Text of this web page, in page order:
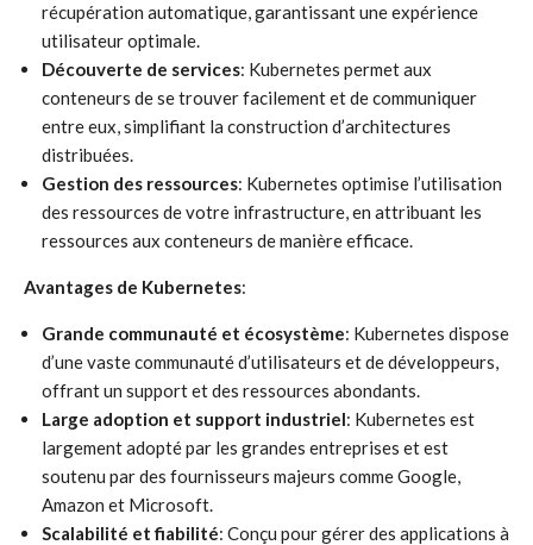
récupération automatique, garantissant une expérience
utilisateur optimale.
Découverte de services: Kubernetes permet aux
conteneurs de se trouver facilement et de communiquer
entre eux, simplifiant la construction d’architectures
distribuées.
Gestion des ressources: Kubernetes optimise l’utilisation
des ressources de votre infrastructure, en attribuant les
ressources aux conteneurs de manière efficace.
Avantages de Kubernetes:
Grande communauté et écosystème: Kubernetes dispose
d’une vaste communauté d’utilisateurs et de développeurs,
offrant un support et des ressources abondants.
Large adoption et support industriel: Kubernetes est
largement adopté par les grandes entreprises et est
soutenu par des fournisseurs majeurs comme Google,
Amazon et Microsoft.
Scalabilité et fiabilité: Conçu pour gérer des applications à